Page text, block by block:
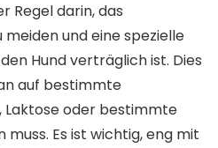
Regel darin, das
und eine spezielle
Hund verträglich ist. Dies
auf bestimmte
Laktose oder bestimmte
Es ist wichtig, eng mit